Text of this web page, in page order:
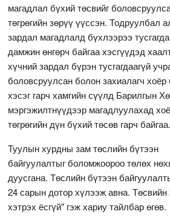
магадлал бүхий төсвийг
төгрөгийн зөрүү үүссэн. Тодруулбал
зардал магадлалд бүхлээрээ
дамжин өнгөрч байгаа хэсгүүдэд
хүчний зардал бүрэн тусгагдаагүй
боловсруулсан болон захиалагч
хэсэг гарч хамгийн сүүлд Барилгын
мэргэжилтнүүдээр магадлуулахад
төгрөгийн дүн бүхий төсөв гарч байгаа.
Туулын хурдны зам төслийн бүтээн
байгуулалтыг боломжоороо төлөх
дуусгана. Төслийн бүтээн
24 сарын дотор хүлээж авна. Төсвийн
хэтрэх ёсгүй" гэж хариу тайлбар өгөв.